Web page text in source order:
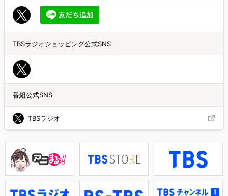
TBSラジオショッピング公式SNS
番組公式SNS
TBSラジオ